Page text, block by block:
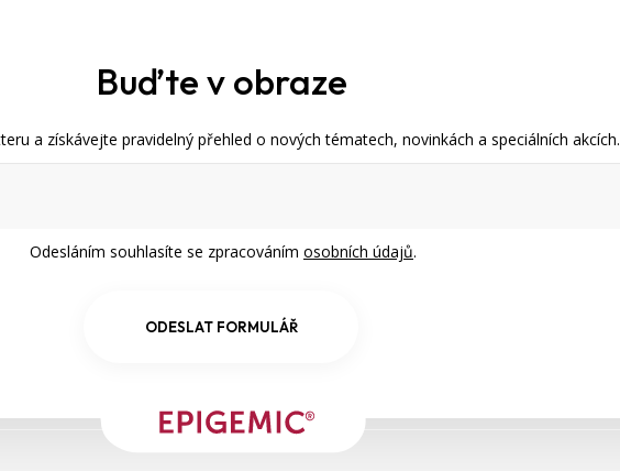
Buďte v obraze
a získávejte pravidelný přehled o nových tématech, novinkách a speciálních akcích.
Odesláním souhlasíte se zpracováním osobních údajů.
ODESLAT FORMULÁŘ